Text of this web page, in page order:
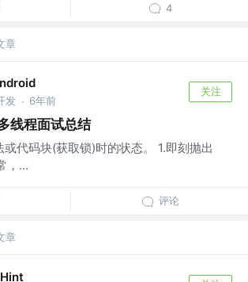
4
章
发 · 6年前
关注
线程面试总结
代码块(获取锁)时的状态。 1.即刻抛出
，...
评论
章